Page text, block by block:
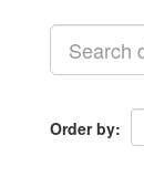
Order by